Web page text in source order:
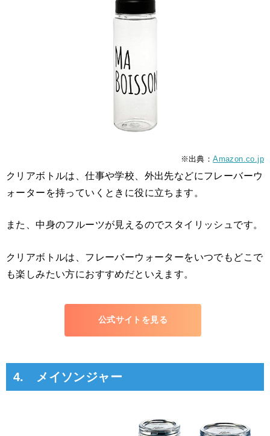
※出典：Amazon.co.jp
クリアボトルは、仕事や学校、外出先などにフレーバーウ
ォーターを持っていくときに役に立ちます。
また、中身のフルーツが見えるのでスタイリッシュです。
クリアボトルは、フレーバーウォーターをいつでもどこで
も楽しみたい方におすすめだといえます。
公式サイトを見る
4. メイソンジャー